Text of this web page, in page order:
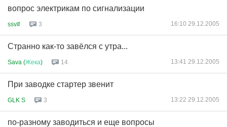
вопрос электрикам по сигнализации
ssv# 3 16:10 29.12.2005
Странно как-то завёлся с утра...
Sava (Жека) 14 13:41 29.12.2005
При заводке стартер звенит
GLK S 3 13:22 29.12.2005
по-разному заводиться и еще вопросы